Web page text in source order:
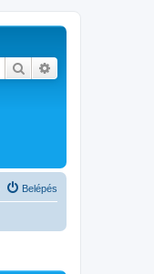
Keresés
Belépés